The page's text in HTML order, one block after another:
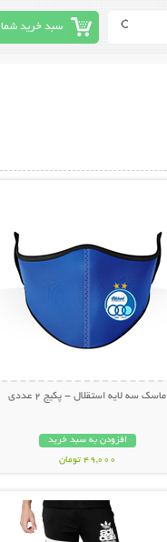
سبد خرید شما
ماسک سه لایه استقلال - پکیج 2 عددی
افزودن به سبد خرید
49,000 تومان